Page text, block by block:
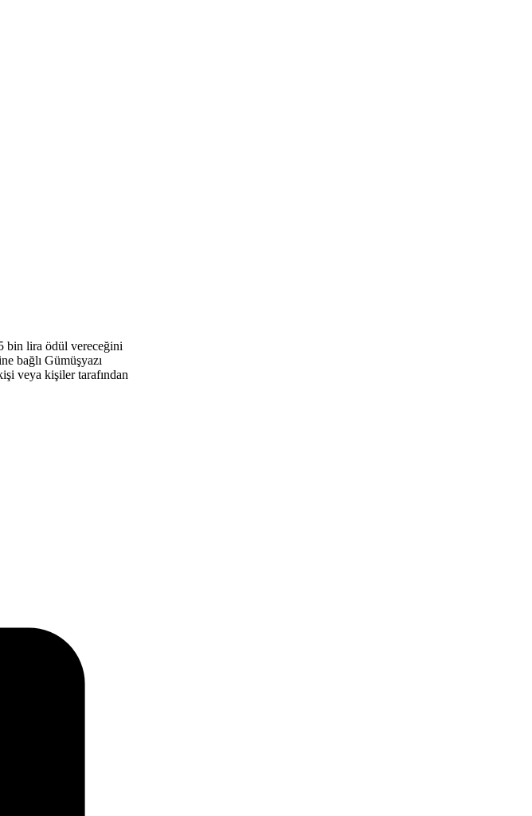
bin lira ödül vereceğini
bağlı Gümüşyazı
veya kişiler tarafından